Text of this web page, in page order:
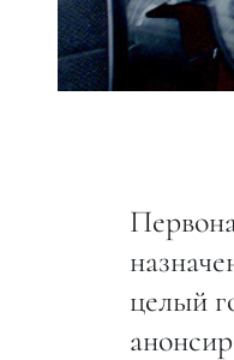
целый